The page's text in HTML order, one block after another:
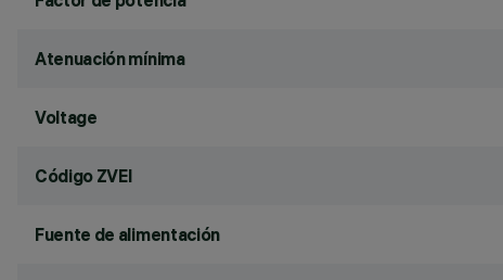
Atenuación mínima
Voltage
Código ZVEI
Fuente de alimentación